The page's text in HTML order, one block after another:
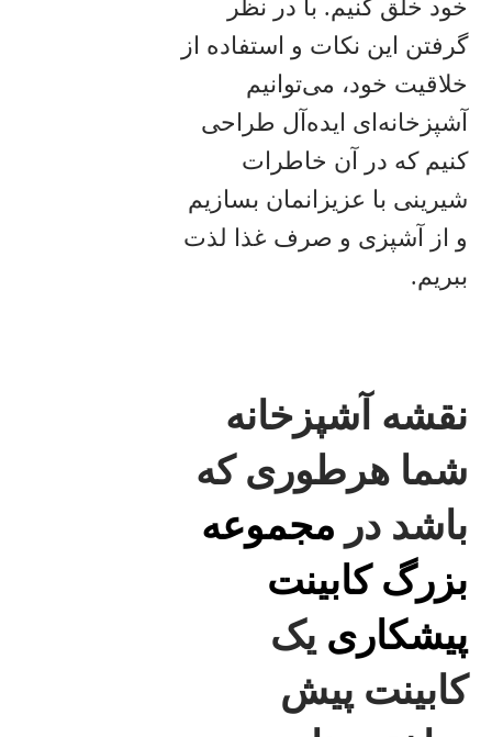
خود خلق کنیم. با در نظر
گرفتن این نکات و استفاده از
خلاقیت خود، می‌توانیم
آشپزخانه‌ای ایده‌آل طراحی
کنیم که در آن خاطرات
شیرینی با عزیزانمان بسازیم
و از آشپزی و صرف غذا لذت
ببریم.
نقشه آشپزخانه
شما هرطوری که
باشد در مجموعه
بزرگ کابینت
پیشکاری یک
کابینت پیش